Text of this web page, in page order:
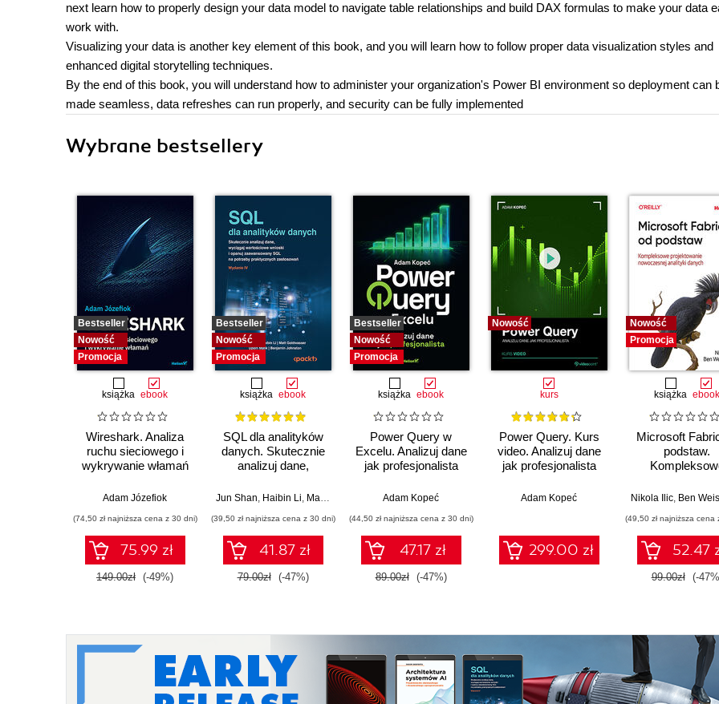
next learn how to properly design your data model to navigate table relationships and build DAX formulas to make your data
work with.
Visualizing your data is another key element of this book, and you will learn how to follow proper data visualization styles and
enhanced digital storytelling techniques.
By the end of this book, you will understand how to administer your organization's Power BI environment so deployment can
made seamless, data refreshes can run properly, and security can be fully implemented
Wybrane bestsellery
Bestseller
Nowość
Promocja
książka ebook
Wireshark. Analiza
ruchu sieciowego i
wykrywanie włamań
Adam Józefiok
(74,50 zł najniższa cena z 30 dni)
75.99 zł
149.00zł (-49%)
Bestseller
Nowość
Promocja
książka ebook
SQL dla analityków
danych. Skutecznie
analizuj dane,
wartościowe wnioski i
zaawansowany SQL
na potrzeby
praktycznych
zastosowań.
Wydanie IV
Jun Shan, Haibin Li, Matt Goldwasser ,Upom Malik, Benjamin Johnston
(39,50 zł najniższa cena z 30 dni)
41.87 zł
79.00zł (-47%)
Bestseller
Nowość
Promocja
książka ebook
Power Query w
Excelu. Analizuj dane
jak profesjonalista
Adam Kopeć
(44,50 zł najniższa cena z 30 dni)
47.17 zł
89.00zł (-47%)
Nowość
kurs
Power Query. Kurs
video. Analizuj dane
jak profesjonalista
Adam Kopeć
299.00 zł
Nowość
Promocja
książka ebook
Microsoft
podstaw.
Nikola Ilic, Ben
(49,50 zł najniższa cena
52.47
99.00zł (-